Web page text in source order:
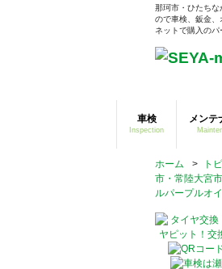
那珂市・ひたち
ので車検、鈑金、
ネットで購入のパ
車検
Inspection
メンテ
ホーム > ト
市・常陸大宮
ルパープルオ